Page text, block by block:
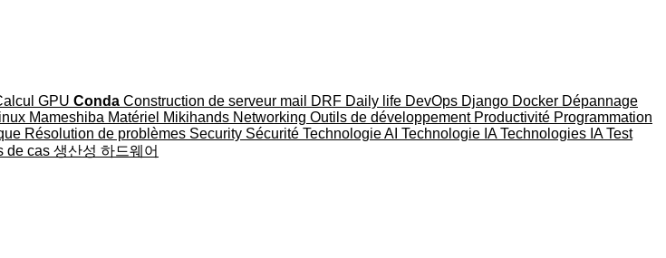
GPU Conda Construction de serveur mail DRF Daily life DevOps Django Docker Dépannage
Mameshiba Matériel Mikihands Networking Outils de développement Productivité Programmation
Résolution de problèmes Security Sécurité Technologie AI Technologie IATechnologies IATest
de cas 생산성 하드웨어